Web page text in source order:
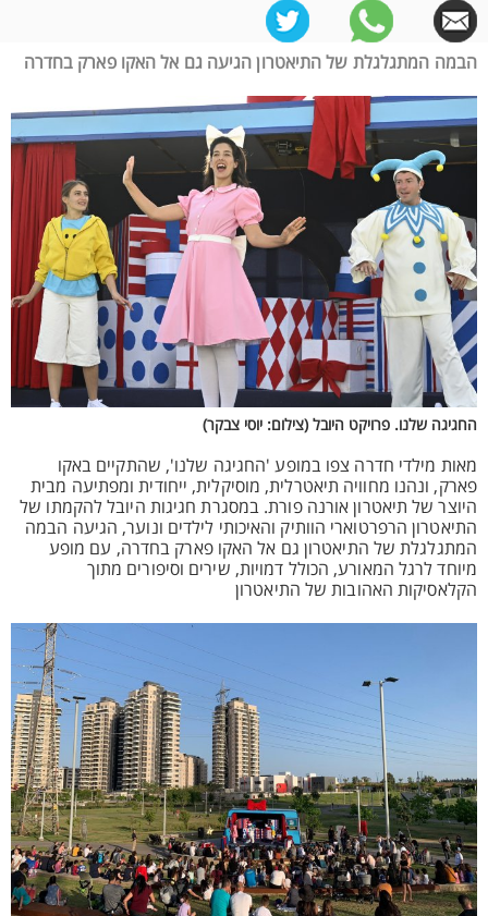
הבמה המתגלגלת של התיאטרון הגיעה גם אל האקו פארק בחדרה
החגיגה שלנו. פרויקט היובל (צילום: יוסי צבקר)
מאות מילדי חדרה צפו במופע 'החגיגה שלנו', שהתקיים באקו
פארק, ונהנו מחוויה תיאטרלית, מוסיקלית, ייחודית ומפתיעה מבית
היוצר של תיאטרון אורנה פורת. במסגרת חגיגות היובל להקמתו של
התיאטרון הרפרטוארי הוותיק והאיכותי לילדים ונוער, הגיעה הבמה
המתגלגלת של התיאטרון גם אל האקו פארק בחדרה, עם מופע
מיוחד לרגל המאורע, הכולל דמויות, שירים וסיפורים מתוך
הקלאסיקות האהובות של התיאטרון